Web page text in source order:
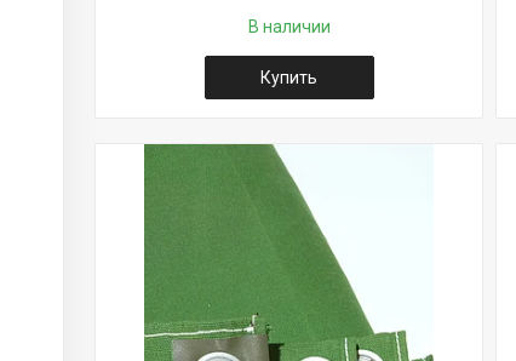
В наличии
Купить